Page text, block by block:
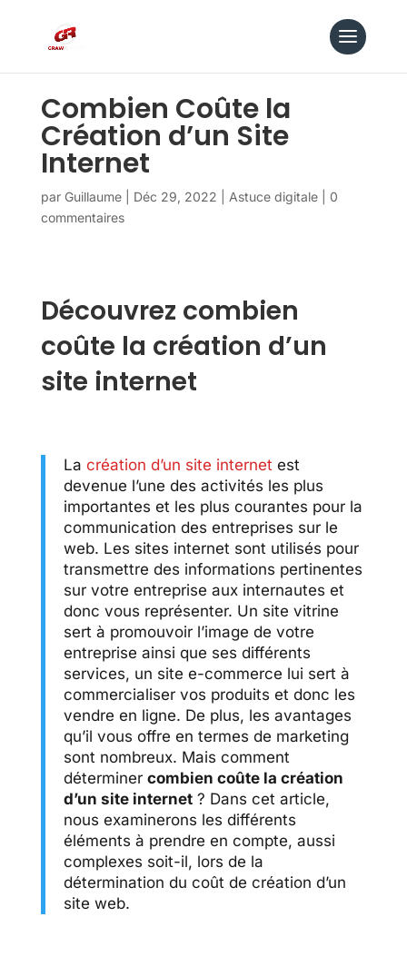
Combien Coûte la
Création d’un Site
Internet
par Guillaume| Déc 29, 2022 Astuce digitale| 0
commentaires
Découvrez combien
coûte la création d’un
site internet
La création d’un site internet est
devenue l’une des activités les plus
importantes et les plus courantes pour la
communication des entreprises sur le
web. Les sites internet sont utilisés pour
transmettre des informations pertinentes
sur votre entreprise aux internautes et
donc vous représenter. Un site vitrine
sert à promouvoir l’image de votre
entreprise ainsi que ses différents
services, un site e-commerce lui sert à
commercialiser vos produits et donc les
vendre en ligne. De plus, les avantages
qu’il vous offre en termes de marketing
sont nombreux. Mais comment
déterminer combien coûte la création
d’un site internet? Dans cet article,
nous examinerons les différents
éléments à prendre en compte, aussi
complexes soit-il, lors de la
détermination du coût de création d’un
site web.